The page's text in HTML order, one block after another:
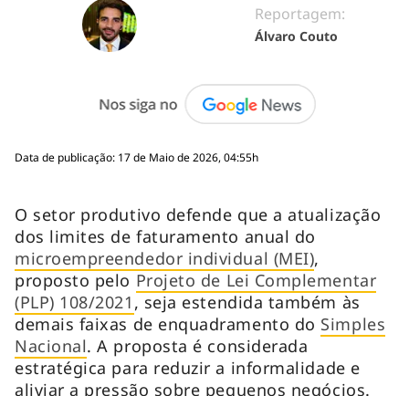
Reportagem:
Álvaro Couto
Data de publicação: 17 de Maio de 2026, 04:55h
O setor produtivo defende que a atualização
dos limites de faturamento anual do
microempreendedor individual (MEI),
proposto pelo Projeto de Lei Complementar
(PLP) 108/2021 , seja estendida também às
demais faixas de enquadramento do Simples
Nacional. A proposta é considerada
estratégica para reduzir a informalidade e
aliviar a pressão sobre pequenos negócios.